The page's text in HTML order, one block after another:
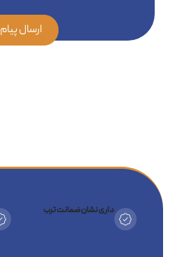
ارسال پیام
داری نشان ضمانت ترب